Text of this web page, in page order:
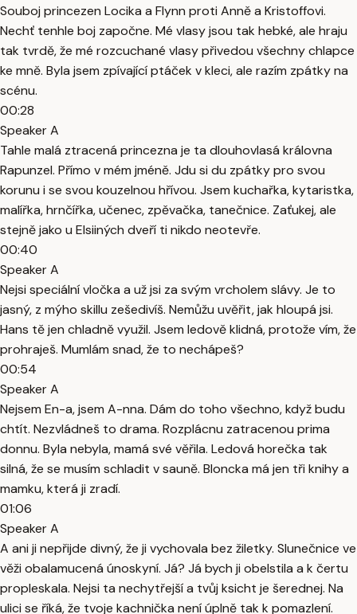
Souboj princezen Locika a Flynn proti Anně a Kristoffovi.
Nechť tenhle boj započne. Mé vlasy jsou tak hebké, ale hraju
tak tvrdě, že mé rozcuchané vlasy přivedou všechny chlapce
ke mně. Byla jsem zpívající ptáček v kleci, ale razím zpátky na
scénu.
00:28
Speaker A
Tahle malá ztracená princezna je ta dlouhovlasá královna
Rapunzel. Přímo v mém jméně. Jdu si du zpátky pro svou
korunu i se svou kouzelnou hřívou. Jsem kuchařka, kytaristka,
malířka, hrnčířka, učenec, zpěvačka, tanečnice. Zaťukej, ale
stejně jako u Elsiiných dveří ti nikdo neotevře.
00:40
Speaker A
Nejsi speciální vločka a už jsi za svým vrcholem slávy. Je to
jasný, z mýho skillu zešedivíš. Nemůžu uvěřit, jak hloupá jsi.
Hans tě jen chladně využil. Jsem ledově klidná, protože vím, že
prohraješ. Mumlám snad, že to nechápeš?
00:54
Speaker A
Nejsem En-a, jsem A-nna. Dám do toho všechno, když budu
chtít. Nezvládneš to drama. Rozplácnu zatracenou prima
donnu. Byla nebyla, mamá své věřila. Ledová horečka tak
silná, že se musím schladit v sauně. Bloncka má jen tři knihy a
mamku, která ji zradí.
01:06
Speaker A
A ani ji nepřijde divný, že ji vychovala bez žiletky. Slunečnice ve
věži obalamucená únoskyní. Já? Já bych ji obelstila a k čertu
propleskala. Nejsi ta nechytřejší a tvůj ksicht je šerednej. Na
ulici se říká, že tvoje kachnička není úplně tak k pomazlení.